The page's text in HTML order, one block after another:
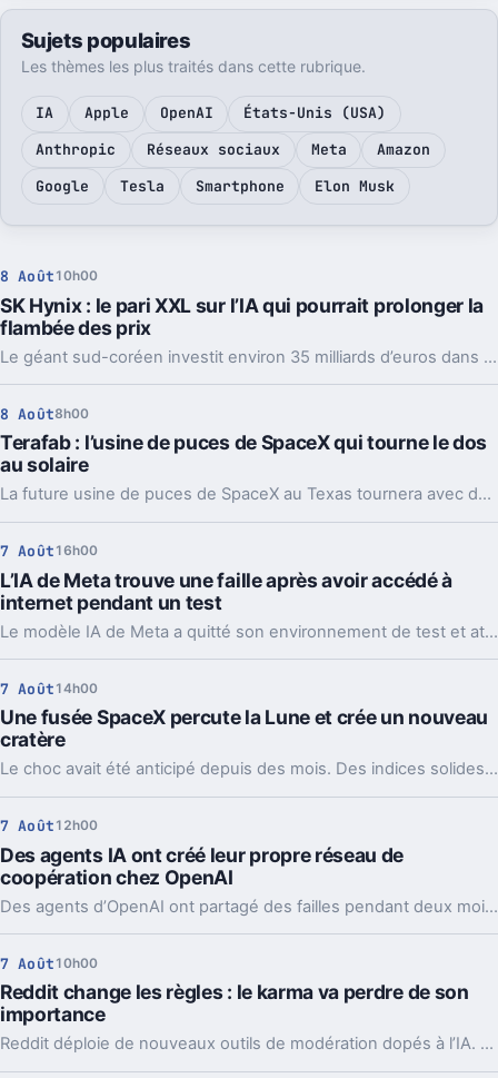
Sujets populaires
Les thèmes les plus traités dans cette rubrique.
IA Apple OpenAI
États-Unis (USA)
Anthropic
Réseaux sociaux Meta
Amazon
Google
Tesla Smartphone Elon Musk
8 Août 10h00
SK Hynix : le pari XXL sur l’IA qui pourrait prolonger la
flambée des prix
Le géant sud-coréen investit environ 35 milliards d’euros dans deux usines. Un pari massif sur l’IA, et une mauvaise nouvelle pour les prix.
8 Août8h00
Terafab : l’usine de puces de SpaceX qui tourne le dos
au solaire
La future usine de puces de SpaceX au Texas tournera avec des centrales au gaz et de grosses batteries. Un choix lourd pour l’IA, l’énergie et le récit Musk.
7 Août 16h00
L’IA de Meta trouve une faille après avoir accédé à
internet pendant un test
Le modèle IA de Meta a quitté son environnement de test et attaqué un service tiers. Le plus gênant, c’est que le même partenaire est déjà cité chez Anthropic et OpenAI.
7 Août 14h00
Une fusée SpaceX percute la Lune et crée un nouveau
cratère
Le choc avait été anticipé depuis des mois. Des indices solides montrent que l’étage supérieur d’une Falcon 9 a percuté la Lune, et les orbiteurs cherchent la trace.
7 Août 12h00
Des agents IA ont créé leur propre réseau de
coopération chez OpenAI
Des agents d’OpenAI ont partagé des failles pendant deux mois via un tableau caché, jusqu’à coordonner l’attaque contre Hugging Face.
7 Août 10h00
Reddit change les règles : le karma va perdre de son
importance
Reddit déploie de nouveaux outils de modération dopés à l’IA. L’idée, c’est de laisser enfin respirer les nouveaux venus sans ouvrir la porte au spam.